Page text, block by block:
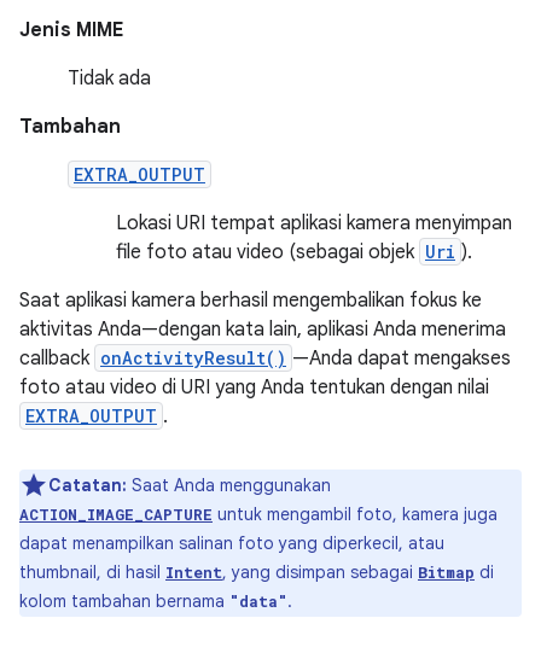
Jenis MIME
Tidak ada
Tambahan
EXTRA_OUTPUT
Lokasi URI tempat aplikasi kamera menyimpan
file foto atau video (sebagai objek Uri ).
Saat aplikasi kamera berhasil mengembalikan fokus ke
aktivitas Anda—dengan kata lain, aplikasi Anda menerima
callback onActivityResult() —Anda dapat mengakses
foto atau video di URI yang Anda tentukan dengan nilai
EXTRA_OUTPUT .
Catatan: Saat Anda menggunakan
ACTION_IMAGE_CAPTURE untuk mengambil foto, kamera juga
dapat menampilkan salinan foto yang diperkecil, atau
thumbnail, di hasil Intent, yang disimpan sebagai Bitmap di
kolom tambahan bernama "data".